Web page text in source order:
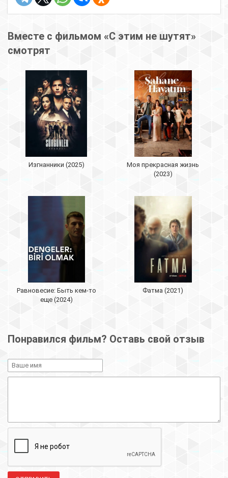
Вместе с фильмом «С этим не шутят»
смотрят
Изгнанники (2025)
Моя прекрасная жизнь
(2023)
Равновесие: Быть кем-то
еще (2024)
Фатма (2021)
Понравился фильм? Оставь свой отзыв